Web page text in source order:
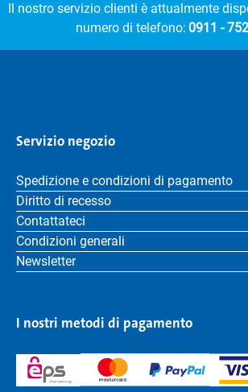
Il nostro servizio clienti è attualmente
numero di telefono: 0911 -
Servizio negozio
Spedizione e condizioni di pagamento
Diritto di recesso
Contattateci
Condizioni generali
Newsletter
I nostri metodi di pagamento